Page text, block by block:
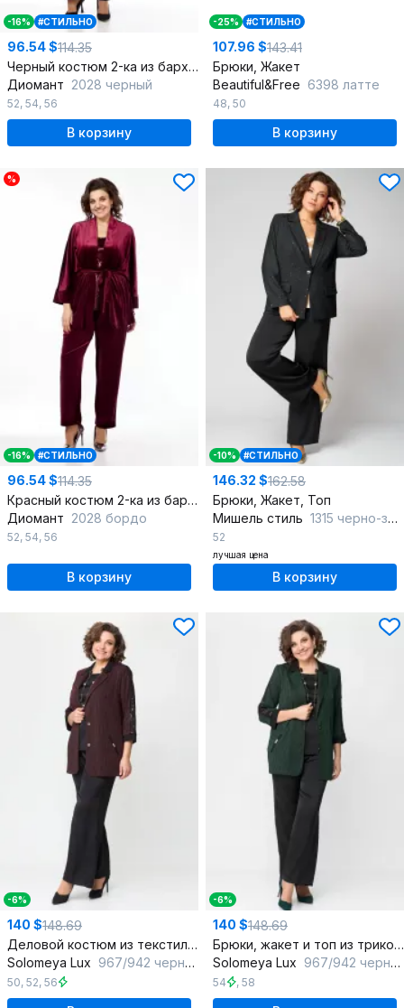
-16% #СТИЛЬНО
96.54 $114.35
Черный костюм 2-ка из бархата с пайетками для наряда
Диомант 2028 черный
52, 54, 56
В корзину
-25% #СТИЛЬНО
107.96 $143.41
Брюки, Жакет
Beautiful&Free 6398 латте
48, 50
В корзину
%
-16% #СТИЛЬНО
96.54 $114.35
Красный костюм 2-ка из бархата на каждый день
Диомант 2028 бордо
52, 54, 56
В корзину
-10% #СТИЛЬНО
146.32 $162.58
Брюки, Жакет, Топ
Мишель стиль 1315 черно-золотой
52
лучшая цена
В корзину
-6%
140 $148.69
Деловой костюм из текстиля с вставками из сетки и паетками
Solomeya Lux 967/942 черный+бордовый
50, 52, 56
-6%
140 $148.69
Брюки, жакет и топ из трикотажа CREP VELVET для женщин
Solomeya Lux 967/942 черный+зеленый
54 , 58